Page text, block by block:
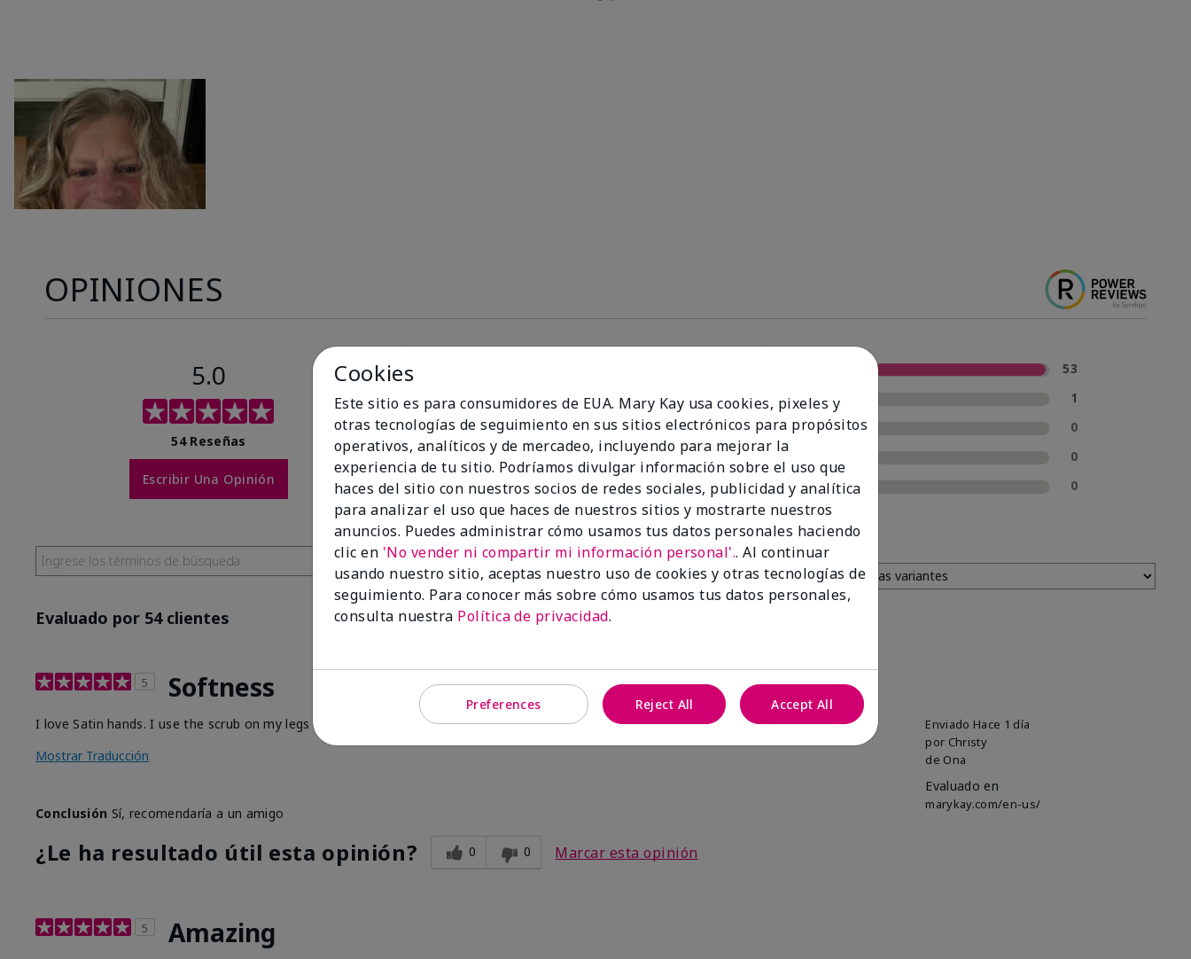
OPINIONES
5.0
54 Reseñas
Escribir Una Opinión
de los encuestados
recomendaría a un
amigo.
53
4 estrellas
1
3 estrellas
0
0
1 estrella
0
Evaluado por 54 clientes
5 Softness
Enviado Hace 1 día
por Christy
de Ona
Evaluado en
marykay.com/en-us/
I love Satin hands. I use the scrub on my legs before I shave. After I use the other two products. Makes my legs and hands super soft!
Mostrar Traducción
Conclusión Sí, recomendaría a un amigo
¿Le ha resultado útil esta opinión? 0 0 Marcar esta opinión
5 Amazing
Cookies
Este sitio es para consumidores de EUA. Mary Kay usa cookies, pixeles y
otras tecnologías de seguimiento en sus sitios electrónicos para propósitos
operativos, analíticos y de mercadeo, incluyendo para mejorar la
experiencia de tu sitio. Podríamos divulgar información sobre el uso que
haces del sitio con nuestros socios de redes sociales, publicidad y analítica
para analizar el uso que haces de nuestros sitios y mostrarte nuestros
anuncios. Puedes administrar cómo usamos tus datos personales haciendo
clic en 'No vender ni compartir mi información personal'.. Al continuar
usando nuestro sitio, aceptas nuestro uso de cookies y otras tecnologías de
seguimiento. Para conocer más sobre cómo usamos tus datos personales,
consulta nuestra Política de privacidad.
Preferences Reject All Accept All